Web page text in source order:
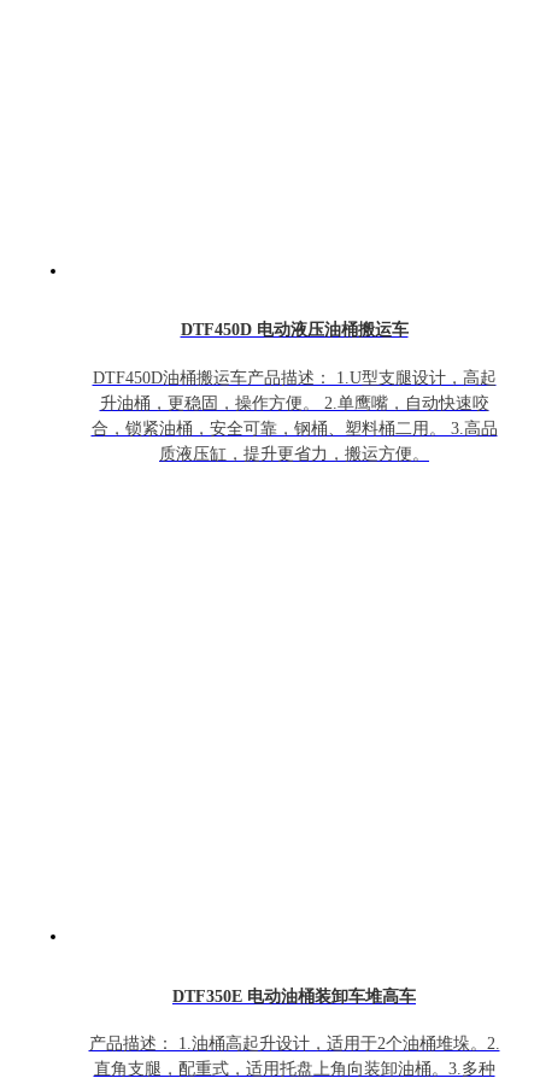
DTF450D 电动液压油桶搬运车
DTF450D油桶搬运车产品描述： 1.U型支腿设计，高起
升油桶，更稳固，操作方便。 2.单鹰嘴，自动快速咬
合，锁紧油桶，安全可靠，钢桶、塑料桶二用。 3.高品
质液压缸，提升更省力，搬运方便。
DTF350E 电动油桶装卸车堆高车
产品描述： 1.油桶高起升设计，适用于2个油桶堆垛。2.
直角支腿，配重式，适用托盘上角向装卸油桶。3.多种